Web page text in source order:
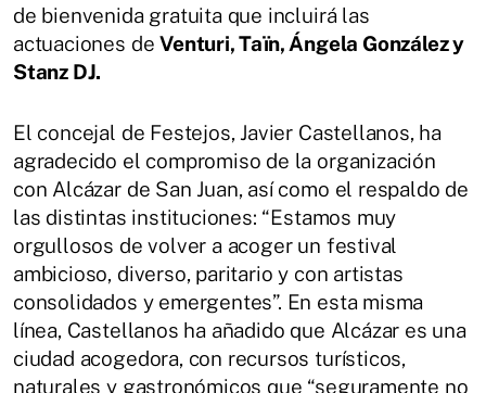
de bienvenida gratuita que incluirá las
actuaciones deVenturi, Taïn, Ángela González y
Stanz DJ.
El concejal de Festejos, Javier Castellanos, ha
agradecido el compromiso de la organización
con Alcázar de San Juan, así como el respaldo de
las distintas instituciones: “Estamos muy
orgullosos de volver a acoger un festival
ambicioso, diverso, paritario y con artistas
consolidados y emergentes”. En esta misma
línea, Castellanos ha añadido que Alcázar es una
ciudad acogedora, con recursos turísticos,
naturales y gastronómicos que “seguramente no